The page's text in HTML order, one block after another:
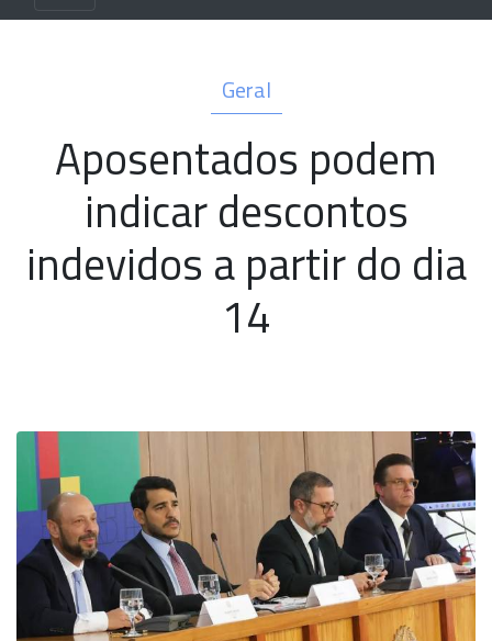
Geral
Aposentados podem
indicar descontos
indevidos a partir do dia
14